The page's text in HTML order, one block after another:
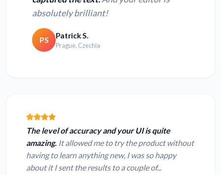
absolutely brilliant!
PS Patrick S.
Prague, Czechia
The level of accuracy and your UI is quite
amazing. It allowed me to try the product without
having to learn anything new, I was so happy
about it I sent the results to a couple of...